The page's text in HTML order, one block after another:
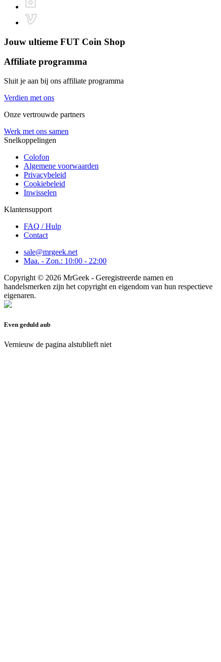
Jouw ultieme FUT Coin Shop
Affiliate programma
Sluit je aan bij ons affiliate programma
Verdien met ons
Onze vertrouwde partners
Werk met ons samen
Snelkoppelingen
Colofon
Algemene voorwaarden
Privacybeleid
Cookiebeleid
Inwisselen
Klantensupport
FAQ / Hulp
Contact
sale@mrgeek.net
Maa. - Zon.: 10:00 - 22:00
Copyright © 2026 MrGeek - Geregistreerde namen en
handelsmerken zijn het copyright en eigendom van hun respectieve
eigenaren.
Even geduld aub
Vernieuw de pagina alstublieft niet